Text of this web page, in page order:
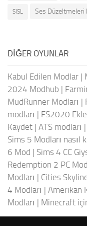
SISL Ses Düzeltmeleri
DIĞER OYUNLAR
Kabul Edilen Modlar |
2024 Modhub |
MudRunner Modları |
modları | FS2020
Kaydet | ATS modları |
Sims 5 Modları nasıl
6 Mod | Sims 4 CC
Redemption 2 PC
Modları | Cities
4 Modları | Amerikan
Modları | Minecraft